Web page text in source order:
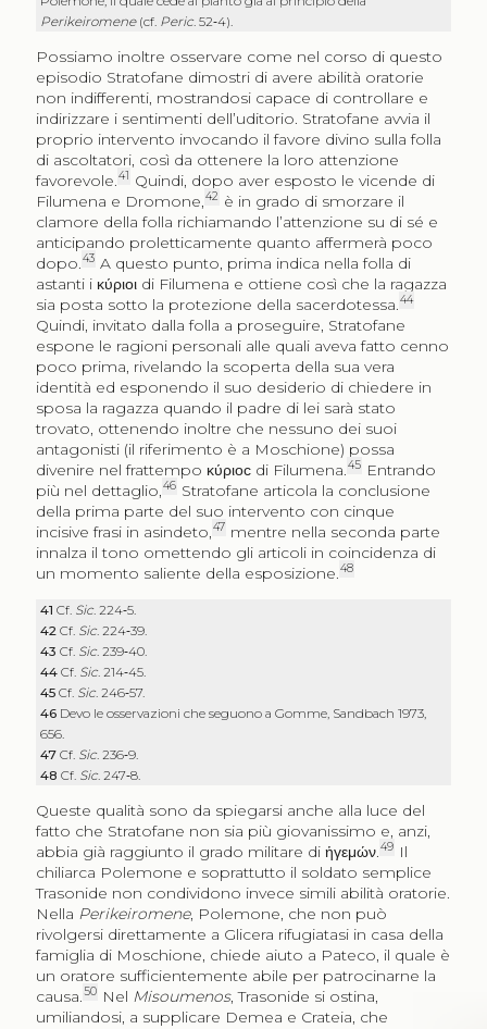
Perikeiromene(cf. Peric. 52‑4).
Possiamo inoltre osservare come nel corso di questo
episodio Stratofane dimostri di avere abilità oratorie
non indifferenti, mostrandosi capace di controllare e
indirizzare i sentimenti dell’uditorio. Stratofane avvia il
proprio intervento invocando il favore divino sulla folla
di ascoltatori, così da ottenere la loro attenzione
favorevole.41 Quindi, dopo aver esposto le vicende di
Filumena e Dromone,42 è in grado di smorzare il
clamore della folla richiamando l’attenzione su di sé e
anticipando proletticamente quanto affermerà poco
dopo.43 A questo punto, prima indica nella folla di
astanti i κύριοιdi Filumena e ottiene così che la ragazza
sia posta sotto la protezione della sacerdotessa.44
Quindi, invitato dalla folla a proseguire, Stratofane
espone le ragioni personali alle quali aveva fatto cenno
poco prima, rivelando la scoperta della sua vera
identità ed esponendo il suo desiderio di chiedere in
sposa la ragazza quando il padre di lei sarà stato
trovato, ottenendo inoltre che nessuno dei suoi
antagonisti (il riferimento è a Moschione) possa
divenire nel frattempo κύριοϲdi Filumena.45 Entrando
più nel dettaglio,46 Stratofane articola la conclusione
della prima parte del suo intervento con cinque
incisive frasi in asindeto,47 mentre nella seconda parte
innalza il tono omettendo gli articoli in coincidenza di
un momento saliente della esposizione.48
41Cf. Sic. 224‑5.
42Cf. Sic. 224‑39.
43Cf. Sic. 239‑40.
44Cf. Sic. 214‑45.
45Cf. Sic. 246‑57.
46 Devo le osservazioni che seguono a Gomme, Sandbach 1973,
656.
47Cf. Sic. 236‑9.
48Cf. Sic. 247‑8.
Queste qualità sono da spiegarsi anche alla luce del
fatto che Stratofane non sia più giovanissimo e, anzi,
abbia già raggiunto il grado militare di ἡγεμών.49 Il
chiliarca Polemone e soprattutto il soldato semplice
Trasonide non condividono invece simili abilità oratorie.
Nella Perikeiromene, Polemone, che non può
rivolgersi direttamente a Glicera rifugiatasi in casa della
famiglia di Moschione, chiede aiuto a Pateco, il quale è
un oratore sufficientemente abile per patrocinarne la
causa.50 Nel Misoumenos, Trasonide si ostina,
umiliandosi, a supplicare Demea e Crateia, che